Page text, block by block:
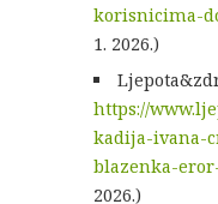
korisnicima-
1. 2026.)
https://
kadija-ivana-
blazenka-
2026.)